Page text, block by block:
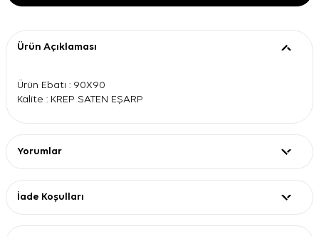
Ürün Açıklaması
Ürün Ebatı : 90X90
Kalite : KREP SATEN EŞARP
Yorumlar
İade Koşulları